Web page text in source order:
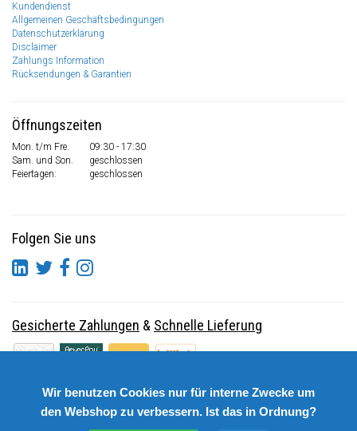
Kundendienst
Allgemeinen Geschäftsbedingungen
Datenschutzerklärung
Disclaimer
Zahlungs Information
Rücksendungen & Garantien
Öffnungszeiten
Mon. t/m Fre.
09:30 - 17:30
Sam. und Son.
geschlossen
Feiertagen:
geschlossen
Folgen Sie uns
Gesicherte Zahlungen & Schnelle Lieferung
Wir benutzen Cookies nur für interne Zwecke um
den Webshop zu verbessern. Ist das in Ordnung?